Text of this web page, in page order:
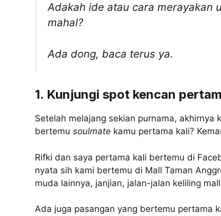
Adakah ide atau cara merayakan
mahal?
Ada dong, baca terus ya.
1. Kunjungi spot kencan
Setelah melajang sekian purnama,
bertemu soulmate kamu pertama kali?
Rifki dan saya pertama kali bertemu di
nyata sih kami bertemu di Mall Taman
muda lainnya, janjian, jalan-jalan keliling
Ada juga pasangan yang bertemu pertama